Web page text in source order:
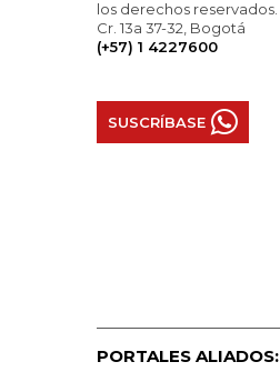
los derechos reservados.
Cr. 13a 37-32, Bogotá
(+57) 1 4227600
SUSCRÍBASE
PORTALES ALIADOS: